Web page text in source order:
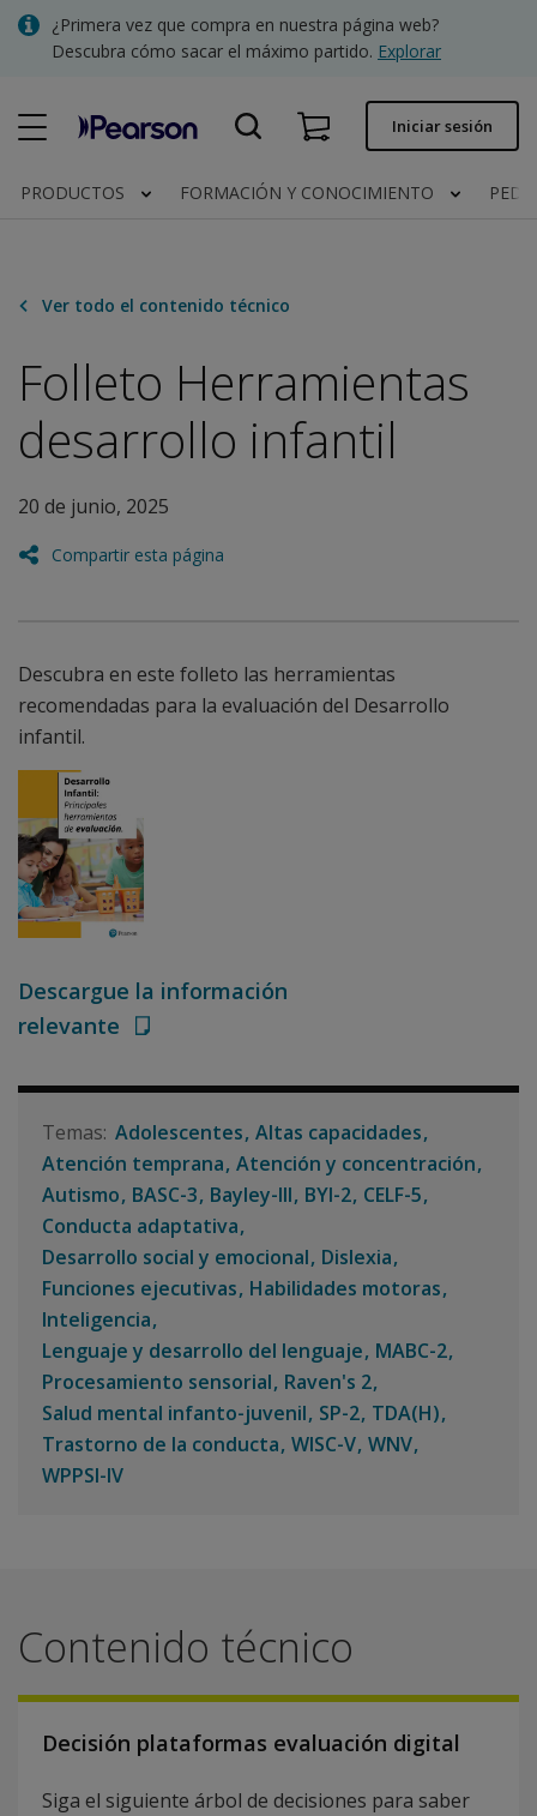
Skip¿Primera vez que compra en nuestra página web?
Descubra cómo sacar el máximo partido. Explorar
Pedido rápido
Clínica | España
Iniciar sesión
PRODUCTOS FORMACIÓN Y CONOCIMIENTO
Ver todo el contenido técnico
Folleto Herramientas
desarrollo infantil
20 de junio, 2025
Compartir esta página
Descubra en este folleto las herramientas
recomendadas para la evaluación del Desarrollo
infantil.
Descargue la información
relevante
Adolescentes Altas capacidades
Atención temprana Atención y concentración
Autismo BASC-3 Bayley-III BYI-2 CELF-5
Conducta adaptativa
Desarrollo social y emocional Dislexia
Funciones ejecutivas Habilidades motoras
Inteligencia
Lenguaje y desarrollo del lenguaje MABC-2
Procesamiento sensorial Raven's 2
Salud mental infanto-juvenil SP-2 TDA(H)
Trastorno de la conducta WISC-V WNV
WPPSI-IV
Contenido técnico
Decisión plataformas evaluación digital
Siga el siguiente árbol de decisiones para saber